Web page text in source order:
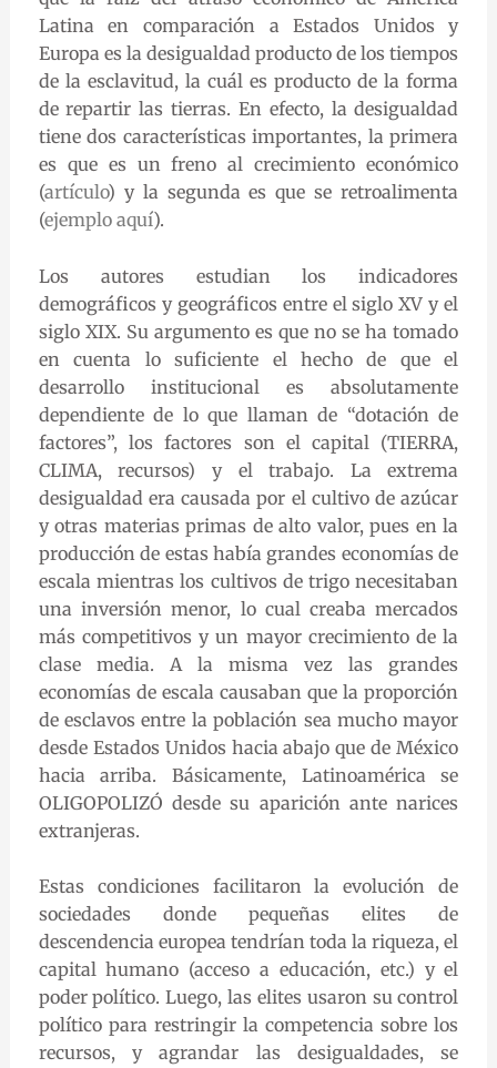
Latina en comparación a Estados Unidos y
Europa es la desigualdad producto de los tiempos
de la esclavitud, la cuál es producto de la forma
de repartir las tierras. En efecto, la desigualdad
tiene dos características importantes, la primera
es que es un freno al crecimiento económico
(artículo) y la segunda es que se retroalimenta
(ejemplo aquí).
Los autores estudian los indicadores
demográficos y geográficos entre el siglo XV y el
siglo XIX. Su argumento es que no se ha tomado
en cuenta lo suficiente el hecho de que el
desarrollo institucional es absolutamente
dependiente de lo que llaman de “dotación de
factores”, los factores son el capital (TIERRA,
CLIMA, recursos) y el trabajo. La extrema
desigualdad era causada por el cultivo de azúcar
y otras materias primas de alto valor, pues en la
producción de estas había grandes economías de
escala mientras los cultivos de trigo necesitaban
una inversión menor, lo cual creaba mercados
más competitivos y un mayor crecimiento de la
clase media. A la misma vez las grandes
economías de escala causaban que la proporción
de esclavos entre la población sea mucho mayor
desde Estados Unidos hacia abajo que de México
hacia arriba. Básicamente, Latinoamérica se
OLIGOPOLIZÓ desde su aparición ante narices
extranjeras.
Estas condiciones facilitaron la evolución de
sociedades donde pequeñas elites de
descendencia europea tendrían toda la riqueza, el
capital humano (acceso a educación, etc.) y el
poder político. Luego, las elites usaron su control
político para restringir la competencia sobre los
recursos, y agrandar las desigualdades, se